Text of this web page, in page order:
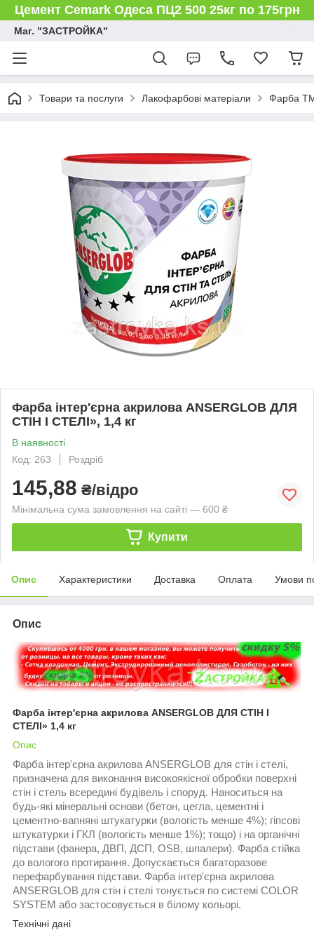
Цемент Cemark Одеса ПЦ2 500 25кг по 175грн
Маг. "ЗАСТРОЙКА"
Товари та послуги Лакофарбові матеріали Фарба
Фарба інтер'єрна акрилова ANSERGLOB ДЛЯ
СТІН І СТЕЛІ», 1,4 кг
В наявності
Код: 263
Роздріб
145,88 ₴/відро
Мінімальна сума замовлення на сайті — 600 ₴
Купити
Опис Характеристики Доставка Оплата Умови
Опис
Фарба інтер'єрна акрилова ANSERGLOB ДЛЯ СТІН І
СТЕЛІ» 1,4 кг
Опис
Фарба інтер'єрна акрилова ANSERGLOB для стін і стелі,
призначена для виконання високоякісної обробки поверхні
стін і стель всередині будівель і споруд. Наноситься на
будь-які мінеральні основи (бетон, цегла, цементні і
цементно-вапняні штукатурки (вологість менше 4%); гіпсові
штукатурки і ГКЛ (вологість менше 1%); тощо) і на органічні
підстави (фанера, ДВП, ДСП, OSB, шпалери). Фарба стійка
до вологого протирання. Допускається багаторазове
перефарбування підстави. Фарба інтер'єрна акрилова
ANSERGLOB для стін і стелі тонується по системі COLOR
SYSTEM або застосовується в білому кольорі.
Технічні дані